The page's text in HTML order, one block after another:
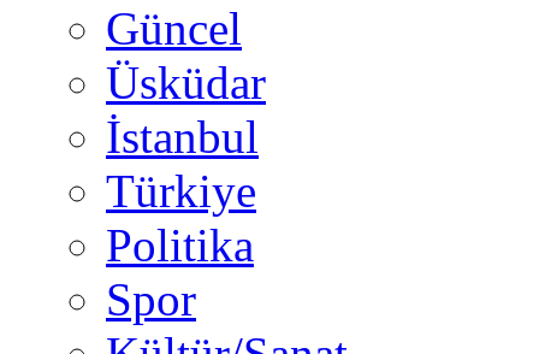
Güncel
Üsküdar
İstanbul
Türkiye
Politika
Spor